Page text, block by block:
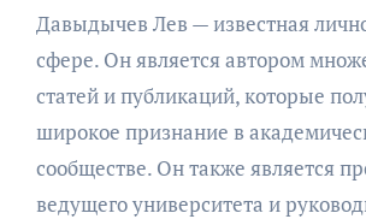
Давыдычев Лев — известная
сфере. Он является автором
статей и публикаций, которые
широкое признание в
сообществе. Он также является
ведущего университета и